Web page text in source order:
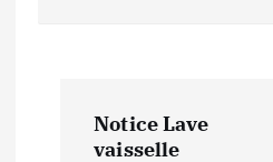
Notice Lave
vaisselle